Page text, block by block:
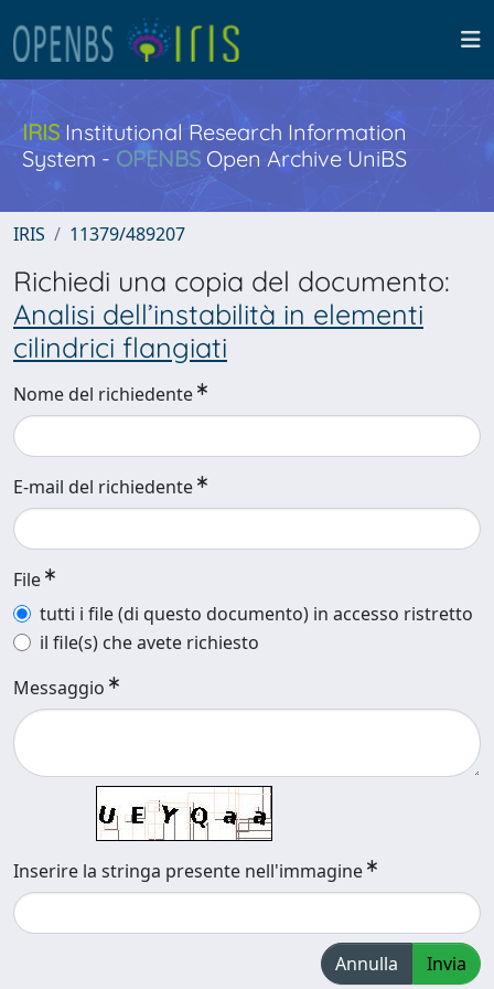
IRISInstitutional Research Information
System - OPENBS Open Archive UniBS
IRIS 11379/489207
Richiedi una copia del documento:
Analisi dell’instabilità in elementi
cilindrici flangiati
Nome del richiedente
E-mail del richiedente
File
tutti i file (di questo documento) in accesso ristretto
il file(s) che avete richiesto
Messaggio
Inserire la stringa presente nell'immagine
Annulla Invia